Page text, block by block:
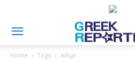
Home Tags яйца